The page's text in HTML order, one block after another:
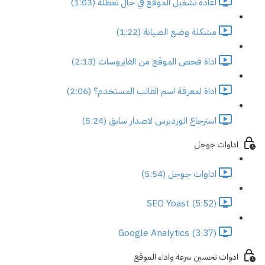
مشكلة وضع الصيانة (1:22)
اداة فحص الموقع من الفايروسات (2:13)
اداة لمعرفة اسم القالب المستخدم؟ (2:06)
استرجاع الوردبرس لاصدار سابق (5:24)
اداوات جوجل
اداوات جوجل (5:54)
SEO Yoast (5:52)
Google Analytics (3:37)
ادوات تحسين سرعة واداء الموقع